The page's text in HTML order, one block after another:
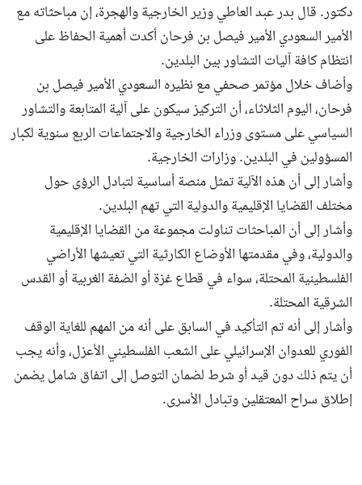
دكتور. قال بدر عبد العاطي وزير الخارجية والهجرة، إن مباحثاته مع
الأمير السعودي الأمير فيصل بن فرحان أكدت أهمية الحفاظ على
انتظام كافة آليات التشاور بين البلدين.
وأضاف خلال مؤتمر صحفي مع نظيره السعودي الأمير فيصل بن
فرحان، اليوم الثلاثاء، أن التركيز سيكون على آلية المتابعة والتشاور
السياسي على مستوى وزراء الخارجية والاجتماعات الربع سنوية لكبار
المسؤولين في البلدين. وزارات الخارجية.
وأشار إلى أن هذه الآلية تمثل منصة أساسية لتبادل الرؤى حول
مختلف القضايا الإقليمية والدولية التي تهم البلدين.
وأشار إلى أن المباحثات تناولت مجموعة من القضايا الإقليمية
والدولية، وفي مقدمتها الأوضاع الكارثية التي تعيشها الأراضي
الفلسطينية المحتلة، سواء في قطاع غزة أو الضفة الغربية أو القدس
الشرقية المحتلة.
وأشار إلى أنه تم التأكيد في السابق على أنه من المهم للغاية الوقف
الفوري للعدوان الإسرائيلي على الشعب الفلسطيني الأعزل، وأنه يجب
أن يتم ذلك دون قيد أو شرط لضمان التوصل إلى اتفاق شامل يضمن
إطلاق سراح المعتقلين وتبادل الأسرى.